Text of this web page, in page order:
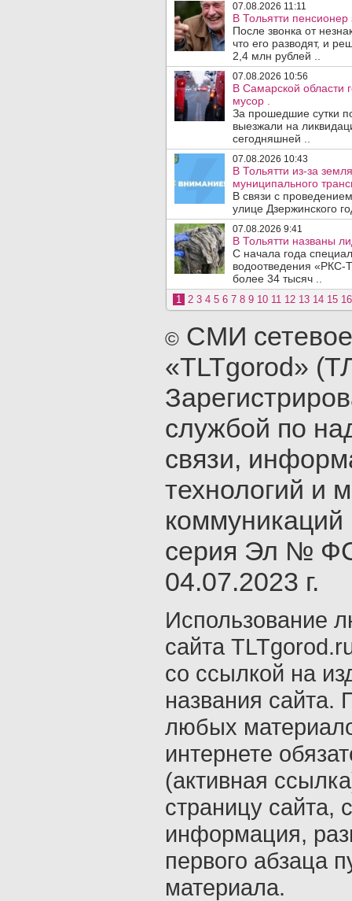
07.08.2026 11:11
В Тольятти
После звонка от
что его разводят, и
2,4 млн рублей ..
07.08.2026 10:56
В Самарской области
мусор .
За прошедшие сутки
выезжали на
сегодняшней ..
07.08.2026 10:43
В Тольятти из-за
муниципального
В связи с
улице Дзержинского
07.08.2026 9:41
В Тольятти названы
С начала года
водоотведения «РКС-
более 34 тысяч ..
1 2 3 4 5 6 7 8 9 10 11 12 13 14 15 16
© СМИ
«TLTgorod»
службой по
связи,
технологий и
серия Эл №
04.07.2023 г.
Использование
сайта
со ссылкой на
названия сайта.
любых
интернете
(активная
страницу сайта,
информация,
первого абзаца
материала.